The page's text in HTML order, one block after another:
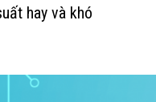
hay và khó